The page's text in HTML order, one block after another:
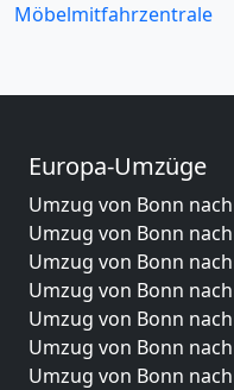
Möbelmitfahrzentrale
Europa-Umzüge
Umzug von Bonn
Umzug von Bonn
Umzug von Bonn
Umzug von Bonn
Umzug von Bonn
Umzug von Bonn
Umzug von Bonn